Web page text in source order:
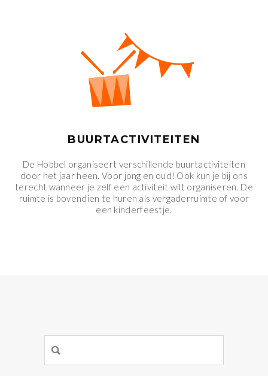
BUURTACTIVITEITEN
De Hobbel organiseert verschillende buurtactiviteiten
door het jaar heen. Voor jong en oud! Ook kun je bij ons
terecht wanneer je zelf een activiteit wilt organiseren. De
ruimte is bovendien te huren als vergaderruimte of voor
een kinderfeestje.